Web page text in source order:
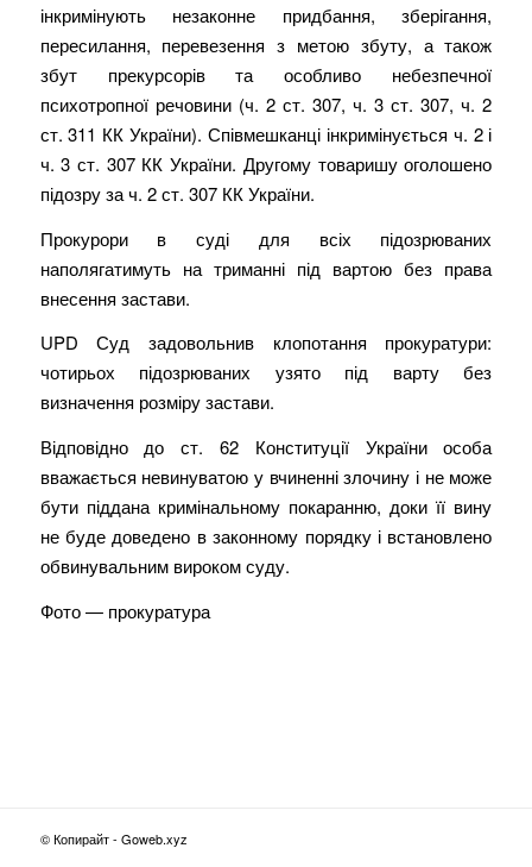
інкримінують незаконне придбання, зберігання,
пересилання, перевезення з метою збуту, а також
збут прекурсорів та особливо небезпечної
психотропної речовини (ч. 2 ст. 307, ч. 3 ст. 307, ч. 2
ст. 311 КК України). Співмешканці інкримінується ч. 2 і
ч. 3 ст. 307 КК України. Другому товаришу оголошено
підозру за ч. 2 ст. 307 КК України.
Прокурори в суді для всіх підозрюваних
наполягатимуть на триманні під вартою без права
внесення застави.
UPD Суд задовольнив клопотання прокуратури:
чотирьох підозрюваних узято під варту без
визначення розміру застави.
Відповідно до ст. 62 Конституції України особа
вважається невинуватою у вчиненні злочину і не може
бути піддана кримінальному покаранню, доки її вину
не буде доведено в законному порядку і встановлено
обвинувальним вироком суду.
Фото — прокуратура
© Копирайт - Goweb.xyz